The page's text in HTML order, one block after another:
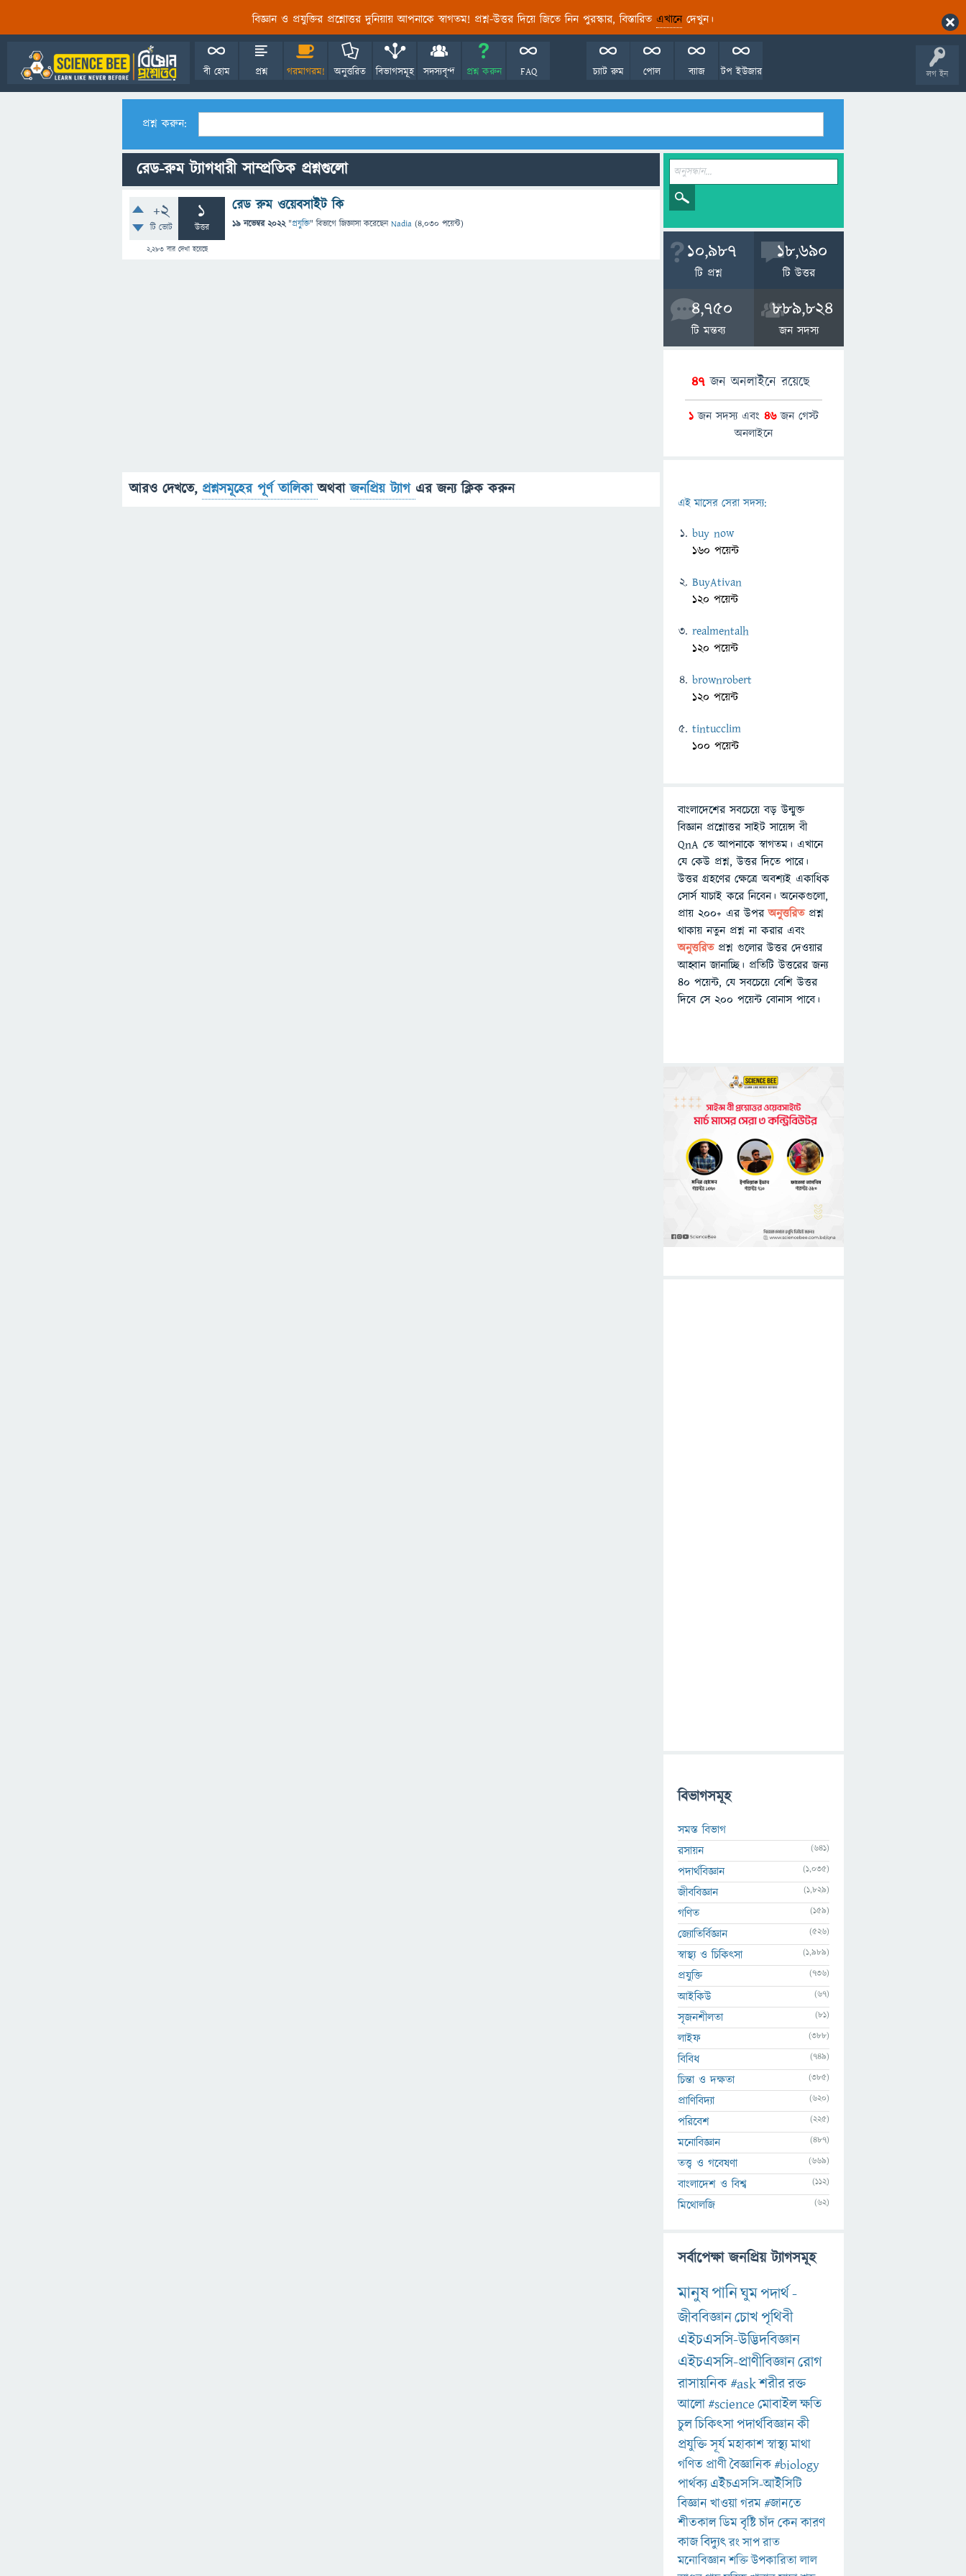
বিজ্ঞান ও প্রযুক্তির প্রশ্নোত্তর দুনিয়ায় আপনাকে স্বাগতম! প্রশ্ন-উত্তর দিয়ে জিতে নিন পুরস্কার, বিস্তারিত এখানেদেখুন।
লগ ইন
বী হোম প্রশ্ন গরমাগরম! অনুত্তরিত বিভাগসমূহ সদস্যবৃন্দ প্রশ্ন করুন FAQ টপ ইউজার
ব্যাজ
পোল
চ্যাট রুম
প্রশ্ন করুন:
রেড-রুম ট্যাগধারী সাম্প্রতিক প্রশ্নগুলো
+2
টি ভোট
1
উত্তর
2,283 বার দেখা হয়েছে
রেড রুম ওয়েবসাইট কি
19 নভেম্বর 2022 "প্রযুক্তি" বিভাগে জিজ্ঞাসাকরেছেনNadia (4,030 পয়েন্ট)
আরও দেখতে, প্রশ্নসমূহের পূর্ণ তালিকাঅথবাজনপ্রিয় ট্যাগ এর জন্য ক্লিক করুন
10,987
টি প্রশ্ন
18,690
টি উত্তর
4,750
টি মন্তব্য
889,824
জন সদস্য
47 জন অনলাইনে রয়েছে
1 জন সদস্য এবং 46জন গেস্ট
অনলাইনে
এই মাসের সেরা সদস্য:
buy now
160 পয়েন্ট
BuyAtivan
120 পয়েন্ট
realmentalh
120 পয়েন্ট
brownrobert
120 পয়েন্ট
tintucclim
100 পয়েন্ট
বাংলাদেশের সবচেয়ে বড় উন্মুক্ত
বিজ্ঞান প্রশ্নোত্তর সাইট সায়েন্স বী
QnA তে আপনাকে স্বাগতম। এখানে
যে কেউ প্রশ্ন, উত্তর দিতে পারে।
উত্তর গ্রহণের ক্ষেত্রে অবশ্যই একাধিক
সোর্স যাচাই করে নিবেন। অনেকগুলো,
প্রায় ২০০+ এর উপরঅনুত্তরিতপ্রশ্ন
থাকায় নতুন প্রশ্ন না করার এবং
অনুত্তরিত প্রশ্ন গুলোর উত্তর দেওয়ার
আহ্বান জানাচ্ছি। প্রতিটি উত্তরের জন্য
৪০ পয়েন্ট, যে সবচেয়ে বেশি উত্তর
দিবে সে ২০০ পয়েন্ট বোনাস পাবে।
বিভাগসমূহ
সমস্ত বিভাগ
রসায়ন
(641)
পদার্থবিজ্ঞান (1,035)
জীববিজ্ঞান (1,829)
গণিত (159)
জ্যোতির্বিজ্ঞান (526)
স্বাস্থ্য ও চিকিৎসা (1,989)
প্রযুক্তি (736)
আইকিউ (67)
সৃজনশীলতা (81)
লাইফ (388)
বিবিধ (749)
চিন্তা ও দক্ষতা (385)
প্রাণিবিদ্যা (620)
পরিবেশ (225)
মনোবিজ্ঞান (487)
তত্ত্ব ও গবেষণা (669)
বাংলাদেশ ও বিশ্ব (112)
মিথোলজি (62)
সর্বাপেক্ষা জনপ্রিয় ট্যাগসমূহ
মানুষপানিঘুমপদার্থ-
জীববিজ্ঞানচোখপৃথিবী
এইচএসসি-উদ্ভিদবিজ্ঞান
এইচএসসি-প্রাণীবিজ্ঞানরোগ
রাসায়নিক#askশরীররক্ত
আলো#scienceমোবাইলক্ষতি
চুলচিকিৎসাপদার্থবিজ্ঞানকী
প্রযুক্তিসূর্যমহাকাশস্বাস্থ্যমাথা
গণিত প্রাণীবৈজ্ঞানিক#biology
পার্থক্য এইচএসসি-আইসিটি
বিজ্ঞানখাওয়াগরম#জানতে
শীতকালডিমবৃষ্টিচাঁদকেনকারণ
কাজবিদ্যুৎরংসাপরাত
মনোবিজ্ঞানশক্তিউপকারিতালাল